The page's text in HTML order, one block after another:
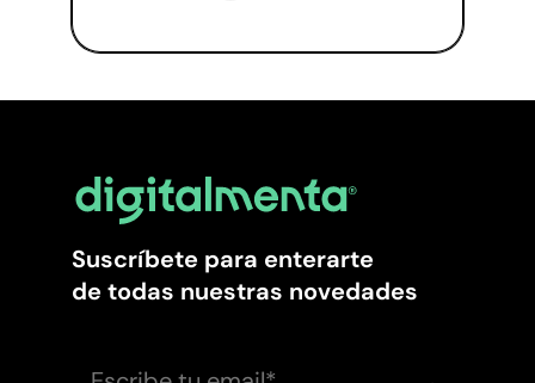
Suscríbete para enterarte
de todas nuestras novedades